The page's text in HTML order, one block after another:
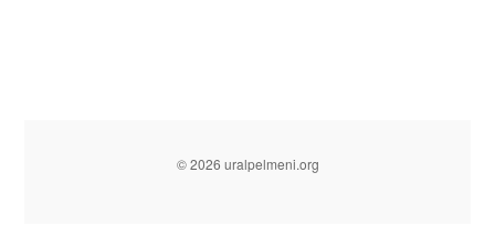
© 2026 uralpelmeni.org